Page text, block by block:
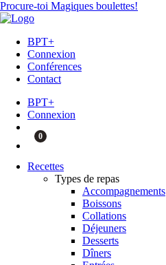
Procure-toi Magiques boulettes!
BPT+
Connexion
Conférences
Contact
BPT+
Connexion
0
Recettes
Types de repas
Accompagnements
Boissons
Collations
Déjeuners
Desserts
Dîners